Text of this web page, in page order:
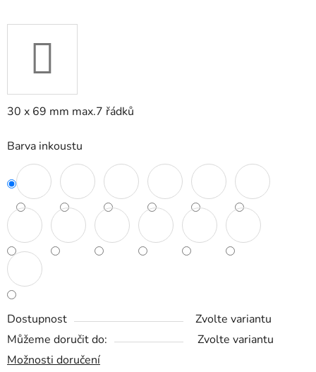
30 x 69 mm max.7 řádků
Barva inkoustu
Dostupnost
Zvolte variantu
Můžeme doručit do:
Zvolte variantu
Možnosti doručení